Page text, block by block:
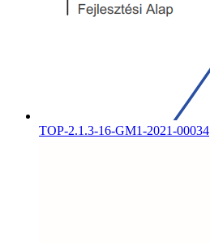
TOP-2.1.3-16-GM1-2021-00034